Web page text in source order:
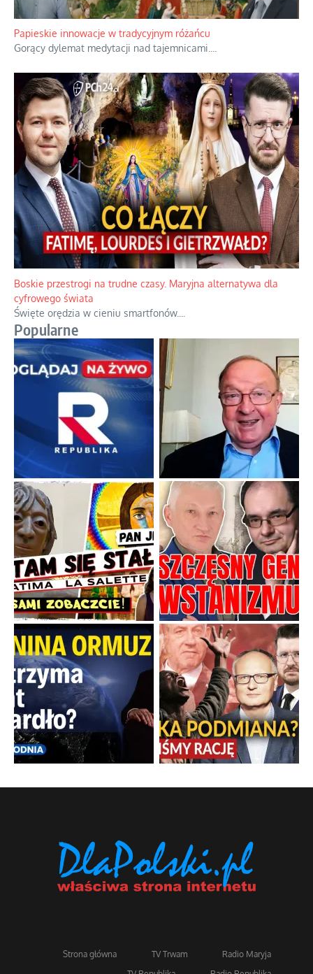
Papieskie innowacje w tradycyjnym różańcu
Gorący dylemat medytacji nad tajemnicami.
Boskie przestrogi na trudne czasy. Maryjna alternatywa dla
cyfrowego świata
Święte orędzia w cieniu smartfonów.
Popularne
Strona główna TV Trwam
Radio Maryja